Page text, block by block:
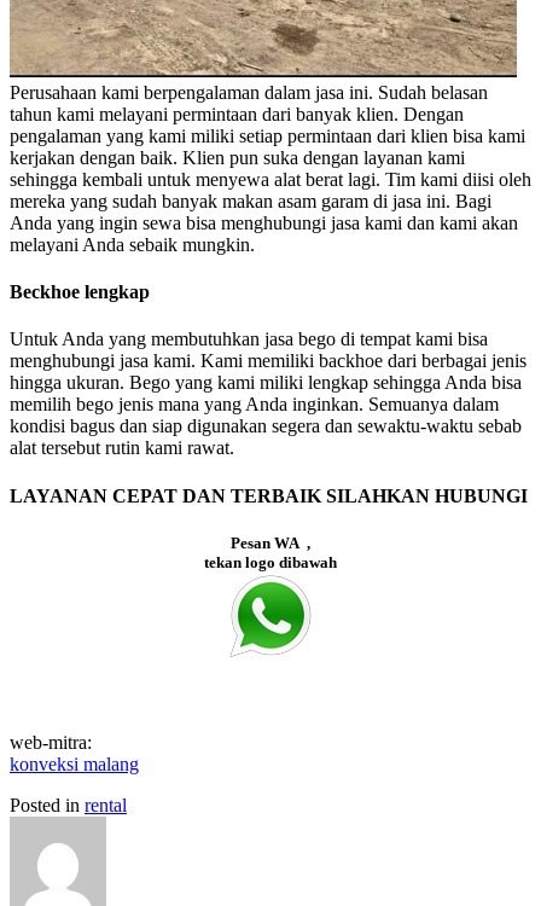
Perusahaan kami berpengalaman dalam jasa ini. Sudah belasan
tahun kami melayani permintaan dari banyak klien. Dengan
pengalaman yang kami miliki setiap permintaan dari klien bisa kami
kerjakan dengan baik. Klien pun suka dengan layanan kami
sehingga kembali untuk menyewa alat berat lagi. Tim kami diisi oleh
mereka yang sudah banyak makan asam garam di jasa ini. Bagi
Anda yang ingin sewa bisa menghubungi jasa kami dan kami akan
melayani Anda sebaik mungkin.
Beckhoe lengkap
Untuk Anda yang membutuhkan jasa bego di tempat kami bisa
menghubungi jasa kami. Kami memiliki backhoe dari berbagai jenis
hingga ukuran. Bego yang kami miliki lengkap sehingga Anda bisa
memilih bego jenis mana yang Anda inginkan. Semuanya dalam
kondisi bagus dan siap digunakan segera dan sewaktu-waktu sebab
alat tersebut rutin kami rawat.
LAYANAN CEPAT DAN TERBAIK SILAHKAN HUBUNGI
Pesan WA ,
tekan logo dibawah
web-mitra:
konveksi malang
Posted in rental